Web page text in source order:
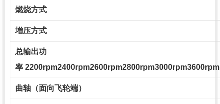
燃烧方式
增压方式
总输出功
率 2200rpm2400rpm2600rpm2800rpm3000rpm3600rpm
曲轴（面向飞轮端）